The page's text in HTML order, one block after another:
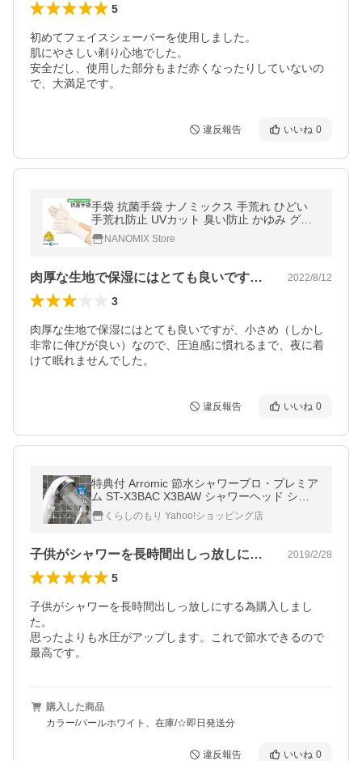
5
初めてフェイスシェーバーを使用しました。
肌にやさしい剃り心地でした。
安全だし、使用した部分もまだ赤くなったりしていないの
で、大満足です。
違反報告 いいね 0
手袋 抗菌手袋 ナノミックス 手荒れ ひどい
手荒れ防止 UVカット 臭い防止 かゆみ グロ
ーブ 敏感肌 ハンドケア 白 ホワイト 大人 男
性 女性 メンズ レディース
NANOMIX Store
肉厚な生地で保湿にはとても良いですが、… 2022/8/12
3
肉厚な生地で保湿にはとても良いですが、小さめ（しかし
非常に伸びが良い）なので、圧迫感に慣れるまで、夜に着
けて眠れませんでした。
違反報告 いいね 0
特典付 Arromic 節水シャワープロ・プレミア
ム ST-X3BAC X3BAW シャワーヘッド シル
キー 手元止水 増圧 水圧アップ 強い 取付け
簡単 日本製 アラミック
くらしのもり Yahoo!ショッピング店
子供がシャワーを長時間出しっ放しにする… 2019/2/28
5
子供がシャワーを長時間出しっ放しにする為購入しまし
た。
思ったよりも水圧がアップします。これで節水できるので
最高です。
購入した商品
カラー/パールホワイト、在庫/☆即日発送分
違反報告 いいね 0